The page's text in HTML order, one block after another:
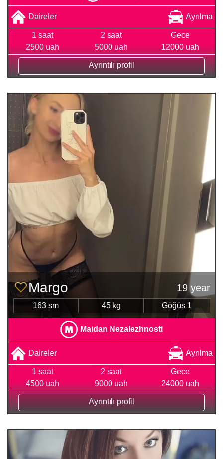
Daireler Ayrılma
1 saat
2500 uah
2 saat
5000 uah
Gece
12000 uah
Ayrıntılı profil
Margo 19 year
163 sm 45 kg Göğüs 1
Maidan Nezalezhnosti
Daireler Ayrılma
1 saat
4500 uah
2 saat
9000 uah
Gece
24000 uah
Ayrıntılı profil